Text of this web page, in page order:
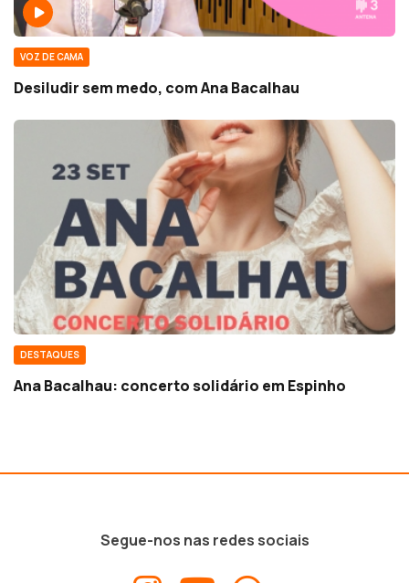
VOZ DE CAMA
Desiludir sem medo, com Ana Bacalhau
DESTAQUES
Ana Bacalhau: concerto solidário em Espinho
Segue-nos nas redes sociais